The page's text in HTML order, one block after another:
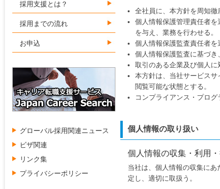
全社員に、本方針を周知
個人情報保護管理責任者
を与え、業務を行わせる。
個人情報保護監査責任者
個人情報保護監査に基づ
取引のある企業及び個人
本方針は、当社サービス
閲覧可能な状態とする。
コンプライアンス・プロ
個人情報の取り扱い
個人情報の収集・利用
当社は、個人情報の収集に
定し、適切に取扱う。
採用支援とは？
採用までの流れ
お申込
グローバル採用関連ニュース
ビザ関連
リンク集
プライバシーポリシー